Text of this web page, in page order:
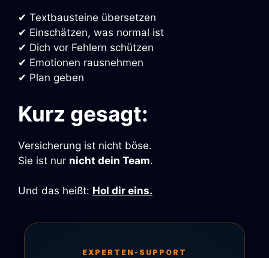
✔ Textbausteine übersetzen
✔ Einschätzen, was normal ist
✔ Dich vor Fehlern schützen
✔ Emotionen rausnehmen
✔ Plan geben
Kurz gesagt:
Versicherung ist nicht böse.
Sie ist nur nicht dein Team.
Und das heißt: Hol dir eins.
EXPERTEN-SUPPORT